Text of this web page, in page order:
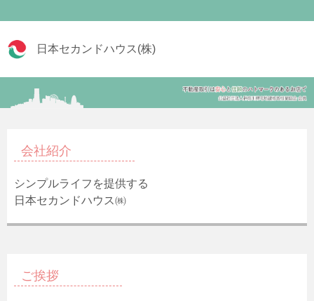
日本セカンドハウス(株)
会社紹介
シンプルライフを提供する
日本セカンドハウス㈱
ご挨拶